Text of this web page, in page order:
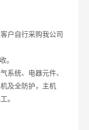
户自行采购我公司
。
系统、电器元件、
及全防护，主机
。